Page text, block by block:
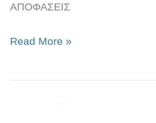
ΑΠΟΦΑΣΕΙΣ
Read More »